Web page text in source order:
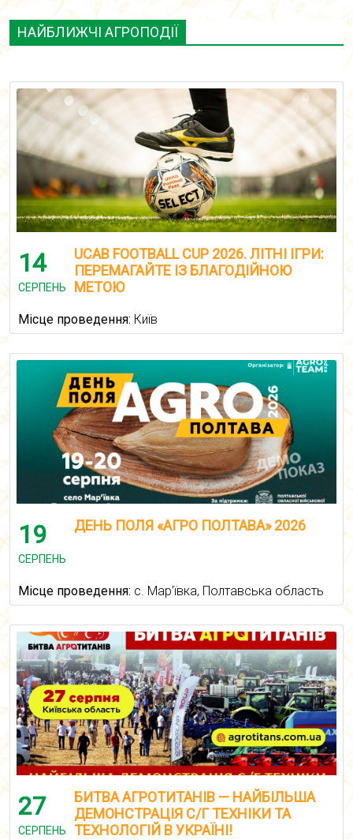
НАЙБЛИЖЧІ АГРОПОДІЇ
14
СЕРПЕНЬ
UCAB FOOTBALL CUP 2026. ЛІТНІ ІГРИ:
ПЕРЕМАГАЙТЕ ІЗ БЛАГОДІЙНОЮ
МЕТОЮ
Місце проведення: Київ
19
СЕРПЕНЬ
ДЕНЬ ПОЛЯ «АГРО ПОЛТАВА» 2026
Місце проведення: с. Мар'ївка, Полтавська область
27
СЕРПЕНЬ
БИТВА АГРОТИТАНІВ — НАЙБІЛЬША
ДЕМОНСТРАЦІЯ С/Г ТЕХНІКИ ТА
ТЕХНОЛОГІЙ В УКРАЇНІ!